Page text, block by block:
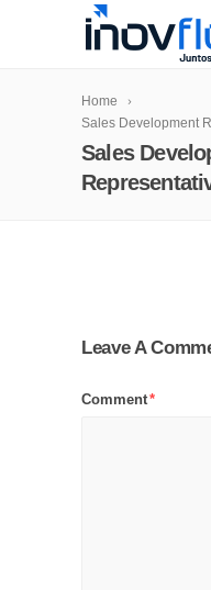
Home
Sales Development
Sales
Leave A
Comment*